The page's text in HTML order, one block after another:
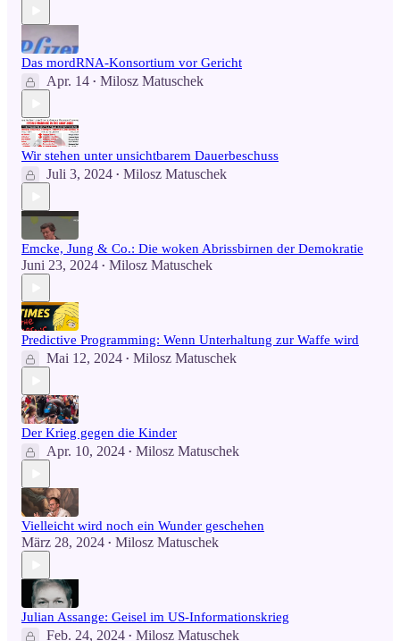
Das mordRNA-Konsortium vor Gericht
Apr. 14 • Milosz Matuschek
Wir stehen unter unsichtbarem Dauerbeschuss
Juli 3, 2024 • Milosz Matuschek
Emcke, Jung & Co.: Die woken Abrissbirnen der Demokratie
Juni 23, 2024 • Milosz Matuschek
Predictive Programming: Wenn Unterhaltung zur Waffe wird
Mai 12, 2024 • Milosz Matuschek
Der Krieg gegen die Kinder
Apr. 10, 2024 • Milosz Matuschek
Vielleicht wird noch ein Wunder geschehen
März 28, 2024 • Milosz Matuschek
Julian Assange: Geisel im US-Informationskrieg
Feb. 24, 2024 • Milosz Matuschek